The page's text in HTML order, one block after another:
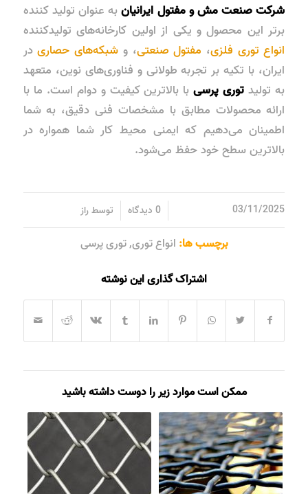
شرکت صنعت مش و مفتول ایرانیانبه عنوان تولید کننده
برتر این محصول و یکی از اولین کارخانه‌های تولیدکننده
انواع توری فلزی، مفتول صنعتی، و شبکه‌های حصاریدر
ایران، با تکیه بر تجربه طولانی و فناوری‌های نوین، متعهد
به تولید توری پرسیبا بالاترین کیفیت و دوام است. ما با
ارائه محصولات مطابق با مشخصات فنی دقیق، به شما
اطمینان می‌دهیم که ایمنی محیط کار شما همواره در
بالاترین سطح خود حفظ می‌شود.
03/11/2025 0 دیدگاه توسطراز
برچسب ها: انواع توری,توری پرسی
اشتراک گذاری این نوشته
ممکن است موارد زیر را دوست داشته باشید